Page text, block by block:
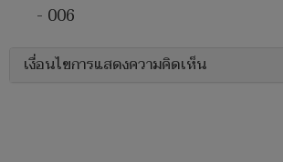
- 006
เงื่อนไขการแสดงความคิดเห็น